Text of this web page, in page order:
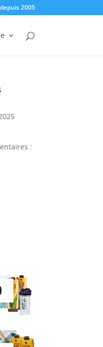
2005
: